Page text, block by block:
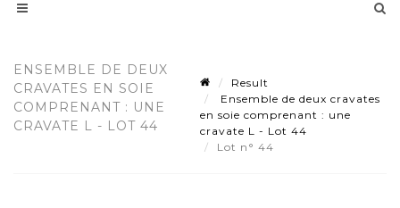
ENSEMBLE DE DEUX
CRAVATES EN SOIE
COMPRENANT : UNE
CRAVATE L - LOT 44
Result
Ensemble de deux cravates
en soie comprenant : une
cravate L - Lot 44
Lot n° 44